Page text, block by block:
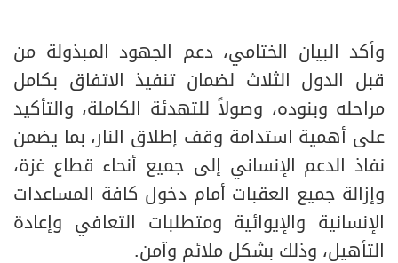
وأكد البيان الختامي، دعم الجهود المبذولة من
قبل الدول الثلاث لضمان تنفيذ الاتفاق بكامل
مراحله وبنوده، وصولاً للتهدئة الكاملة، والتأكيد
على أهمية استدامة وقف إطلاق النار، بما يضمن
نفاذ الدعم الإنساني إلى جميع أنحاء قطاع غزة،
وإزالة جميع العقبات أمام دخول كافة المساعدات
الإنسانية والإيوائية ومتطلبات التعافي وإعادة
التأهيل، وذلك بشكل ملائم وآمن.